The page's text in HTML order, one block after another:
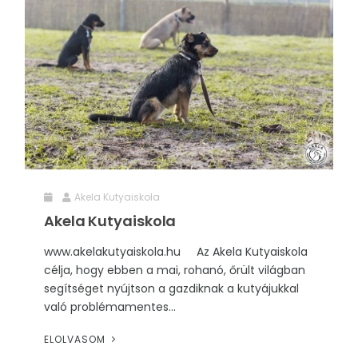
Akela Kutyaiskola
Akela Kutyaiskola
www.akelakutyaiskola.hu Az Akela Kutyaiskola
célja, hogy ebben a mai, rohanó, őrült világban
segítséget nyújtson a gazdiknak a kutyájukkal
való problémamentes...
ELOLVASOM